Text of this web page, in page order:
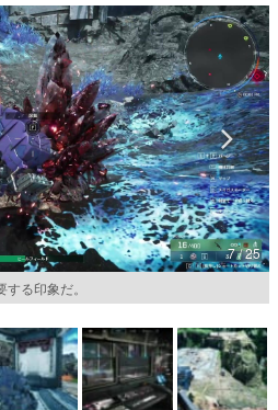
は面白い？
氏がゲームの魅力を画面や操作の
き明かしていく、硬派で骨太な評論連載
た日本語
」「ラスボス」… ゲームにまつわる言葉
遷を、コンピューター文化史研究家・タ
調査。
7 / 25
る印象だ。